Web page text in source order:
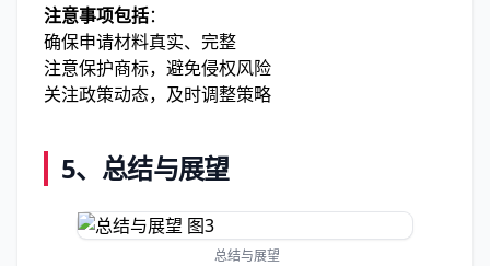
注意事项包括：
确保申请材料真实、完整
注意保护商标，避免侵权风险
关注政策动态，及时调整策略
5、总结与展望
总结与展望